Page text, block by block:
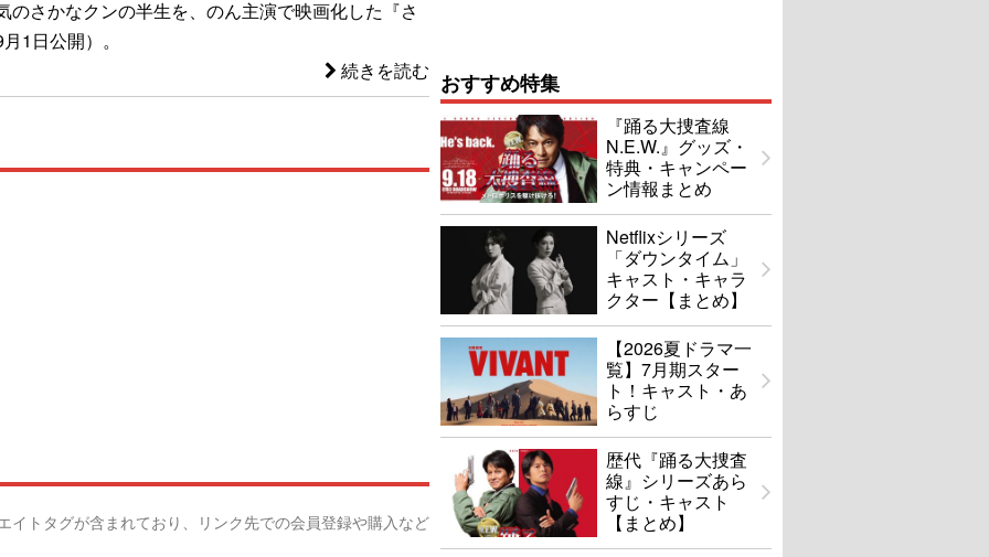
のさかなクンの半生を、のん主演で映画化した『さ
1日公開）。
続きを読む
イトタグが含まれており、リンク先での会員登録や購入など
おすすめ特集
『踊る大捜査線
N.E.W.』グッズ・
特典・キャンペー
ン情報まとめ
Netflixシリーズ
「ダウンタイム」
キャスト・キャラ
クター【まとめ】
【2026夏ドラマ一
覧】7月期スター
ト！キャスト・あ
らすじ
歴代『踊る大捜査
線』シリーズあら
すじ・キャスト
【まとめ】